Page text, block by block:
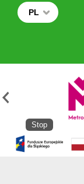
PL
Stop